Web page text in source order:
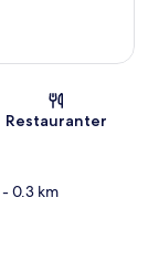
Restauranter
- 0.3 km